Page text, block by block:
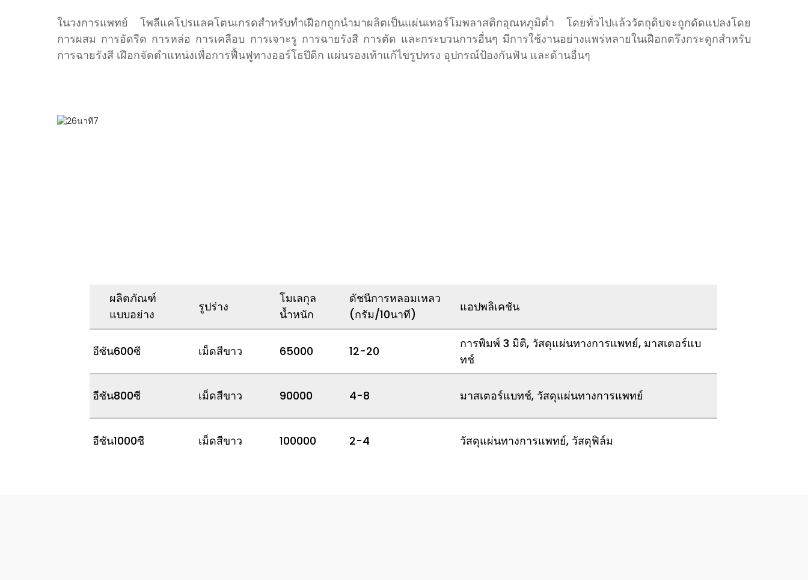
ในวงการแพทย์ โพลีแคโปรแลคโตนเกรดสำหรับทำเฝือกถูกนำมาผลิตเป็นแผ่นเทอร์โมพลาสติกอุณหภูมิต่ำ โดยทั่วไปแล้ววัตถุดิบจะถูกดัดแปลงโดย
การผสม การอัดรีด การหล่อ การเคลือบ การเจาะรู การฉายรังสี การตัด และกระบวนการอื่นๆ มีการใช้งานอย่างแพร่หลายในเฝือกตรึงกระดูกสำหรับ
การฉายรังสี เฝือกจัดตำแหน่งเพื่อการฟื้นฟูทางออร์โธปีดิก แผ่นรองเท้าแก้ไขรูปทรง อุปกรณ์ป้องกันฟัน และด้านอื่นๆ
ผลิตภัณฑ์
แบบอย่าง
รูปร่าง
โมเลกุล
น้ำหนัก
ดัชนีการหลอมเหลว
(กรัม/10นาที)
แอปพลิเคชัน
อีซัน600ซี เม็ดสีขาว 65000 12-20
การพิมพ์ 3 มิติ, วัสดุแผ่นทางการแพทย์, มาสเตอร์แบ
ทช์
อีซัน800ซี เม็ดสีขาว 90000 4-8 มาสเตอร์แบทช์, วัสดุแผ่นทางการแพทย์
อีซัน1000ซี เม็ดสีขาว 100000 2-4 วัสดุแผ่นทางการแพทย์, วัสดุฟิล์ม